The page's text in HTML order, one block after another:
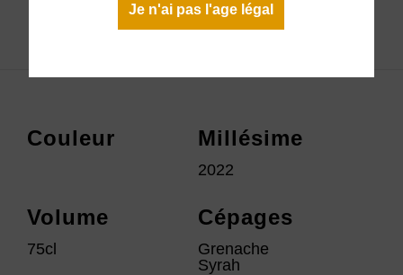
Je n'ai pas l'age légal
Télécharger la fiche technique
Couleur Millésime
2022
Volume
75cl
Cépages
Grenache
Syrah